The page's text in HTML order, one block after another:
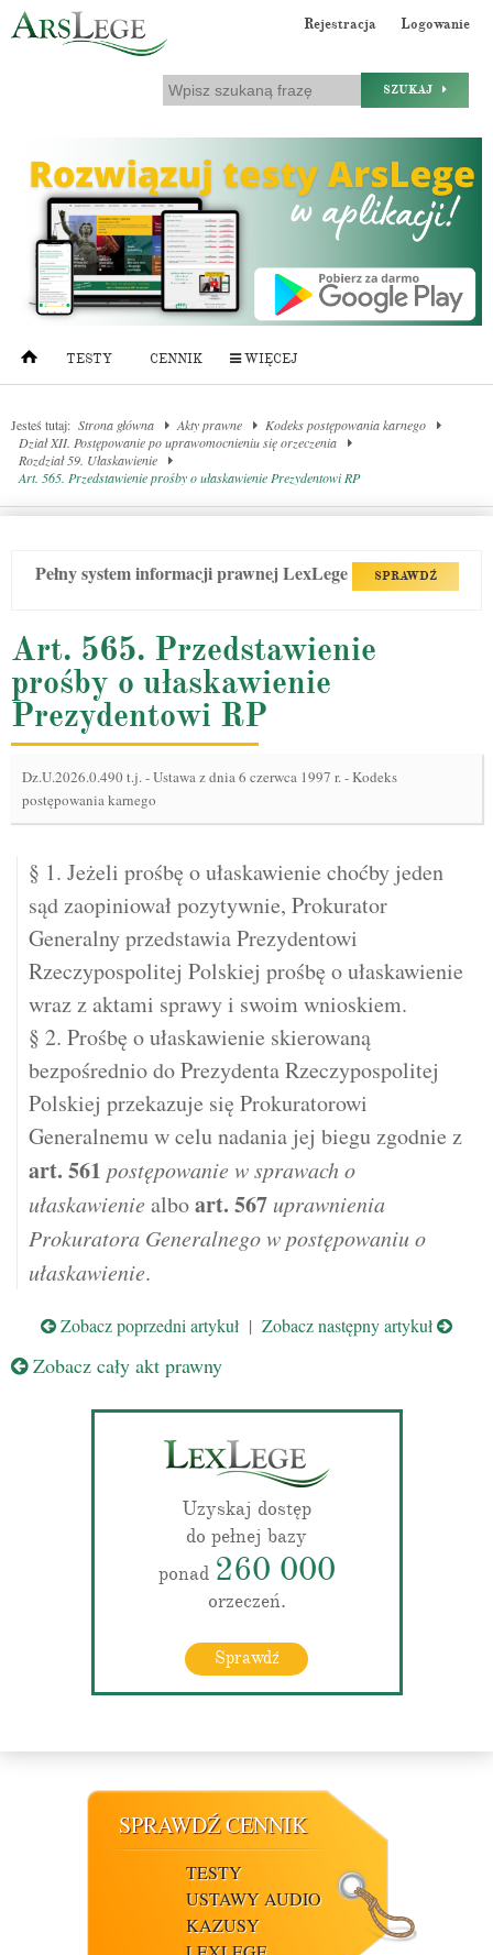
Rejestracja Logowanie
SZUKAJ
TESTY CENNIK WIĘCEJ
Jesteś tutaj: Strona główna Akty prawne
Kodeks postępowania karnego
Dział XII. Postępowanie po uprawomocnieniu się orzeczenia
Rozdział 59. Ułaskawienie
Art. 565. Przedstawienie prośby o ułaskawienie Prezydentowi RP
Pełny system informacji prawnej LexLege SPRAWDŹ
Art. 565. Przedstawienie
prośby o ułaskawienie
Prezydentowi RP
Dz.U.2026.0.490 t.j.-Ustawa z dnia 6 czerwca 1997 r. - Kodeks
postępowania karnego
§ 1. Jeżeli prośbę o ułaskawienie choćby jeden
sąd zaopiniował pozytywnie, Prokurator
Generalny przedstawia Prezydentowi
Rzeczypospolitej Polskiej prośbę o ułaskawienie
wraz z aktami sprawy i swoim wnioskiem.
§ 2. Prośbę o ułaskawienie skierowaną
bezpośrednio do Prezydenta Rzeczypospolitej
Polskiej przekazuje się Prokuratorowi
Generalnemu w celu nadania jej biegu zgodnie z
art. 561 postępowanie w sprawach o
ułaskawienie alboart. 567 uprawnienia
Prokuratora Generalnego w postępowaniu o
ułaskawienie.
Zobacz poprzedni artykuł | Zobacz następny artykuł
Zobacz cały akt prawny
Uzyskaj dostęp
do pełnej bazy
ponad 260 000
orzeczeń.
Sprawdź
SPRAWDŹ CENNIK
TESTY
USTAWY AUDIO
KAZUSY